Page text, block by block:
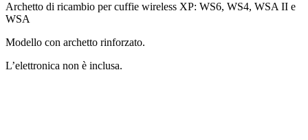
Archetto di ricambio per cuffie wireless XP: WS6, WS4, WSA II e
WSA
Modello con archetto rinforzato.
L’elettronica non è inclusa.